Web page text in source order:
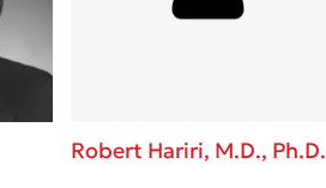
Robert Hariri, M.D., Ph.D.